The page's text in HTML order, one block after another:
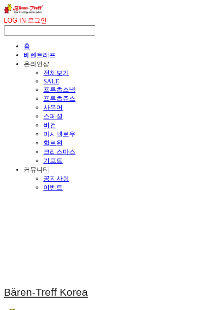
LOG IN 로그인
홈
베렌트레프
온라인샵
전체보기
SALE
프루츠스낵
프루츠쥬스
사우어
스페셜
비건
마시멜로우
할로윈
크리스마스
기프트
커뮤니티
공지사항
이벤트
Bären-Treff Korea